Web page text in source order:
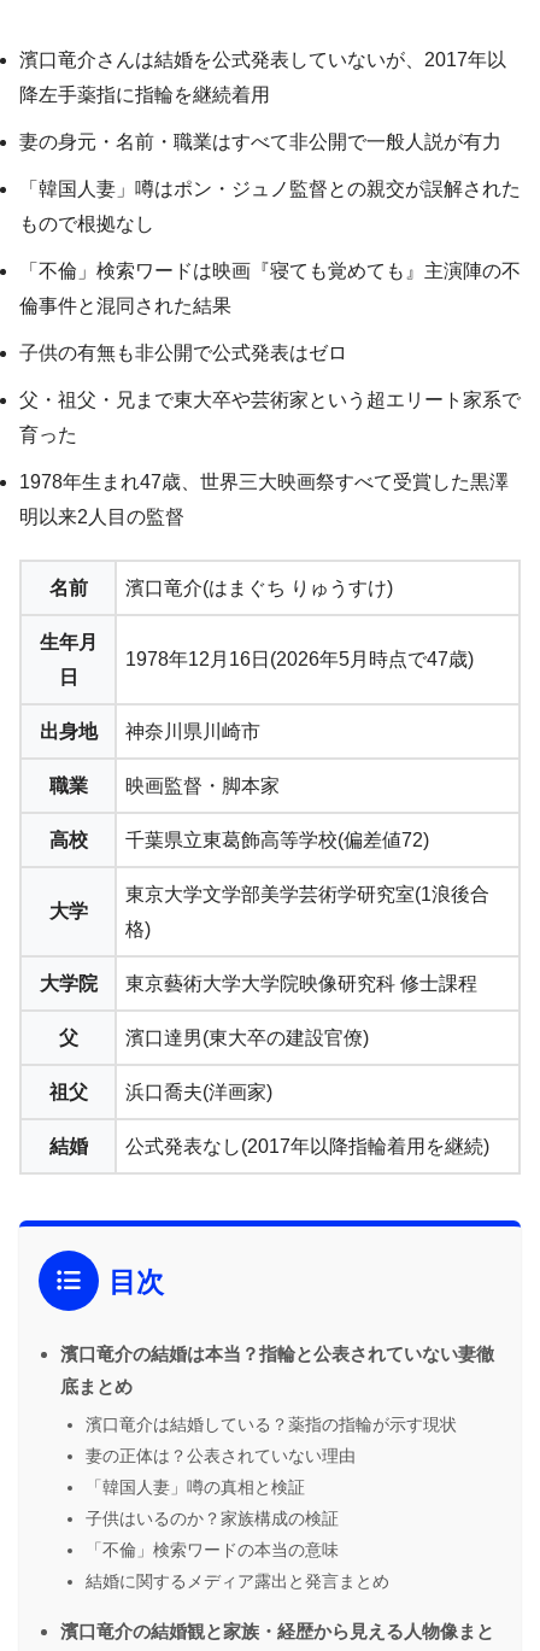
濱口竜介さんは結婚を公式発表していないが、2017年以
降左手薬指に指輪を継続着用
妻の身元・名前・職業はすべて非公開で一般人説が有力
「韓国人妻」噂はポン・ジュノ監督との親交が誤解された
もので根拠なし
「不倫」検索ワードは映画『寝ても覚めても』主演陣の不
倫事件と混同された結果
子供の有無も非公開で公式発表はゼロ
父・祖父・兄まで東大卒や芸術家という超エリート家系で
育った
1978年生まれ47歳、世界三大映画祭すべて受賞した黒澤
明以来2人目の監督
名前 濱口竜介(はまぐち りゅうすけ)
生年月
日
1978年12月16日(2026年5月時点で47歳)
出身地 神奈川県川崎市
職業 映画監督・脚本家
高校 千葉県立東葛飾高等学校(偏差値72)
大学
東京大学文学部美学芸術学研究室(1浪後合
格)
大学院 東京藝術大学大学院映像研究科 修士課程
父 濱口達男(東大卒の建設官僚)
祖父 浜口喬夫(洋画家)
結婚 公式発表なし(2017年以降指輪着用を継続)
目次
濱口竜介の結婚は本当？指輪と公表されていない妻徹
底まとめ
濱口竜介は結婚している？薬指の指輪が示す現状
妻の正体は？公表されていない理由
「韓国人妻」噂の真相と検証
子供はいるのか？家族構成の検証
「不倫」検索ワードの本当の意味
結婚に関するメディア露出と発言まとめ
濱口竜介の結婚観と家族・経歴から見える人物像まと